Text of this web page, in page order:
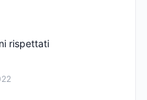
rispettati